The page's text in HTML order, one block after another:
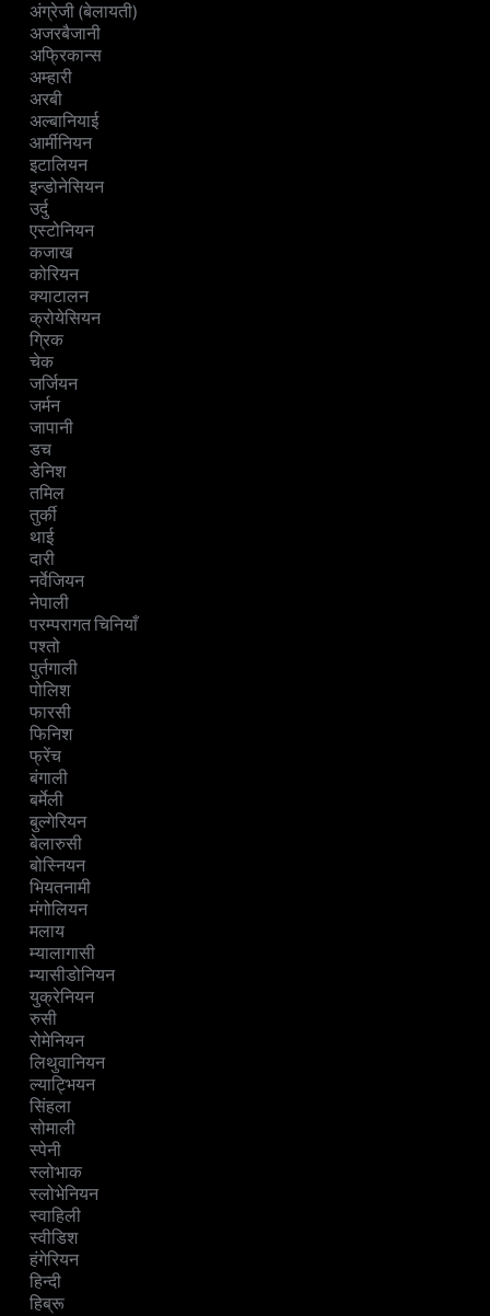
अंग्रेजी (बेलायती)
अजरबैजानी
अफ्रिकान्स
अम्हारी
अरबी
अल्बानियाई
आर्मीनियन
इटालियन
इन्डोनेसियन
उर्दु
एस्टोनियन
कजाख
कोरियन
क्याटालन
क्रोयेसियन
ग्रिक
चेक
जर्जियन
जर्मन
जापानी
डच
डेनिश
तमिल
तुर्की
थाई
दारी
नर्वेजियन
नेपाली
परम्परागत चिनियाँ
पश्तो
पुर्तगाली
पोलिश
फारसी
फिनिश
फ्रेंच
बंगाली
बर्मेली
बुल्गेरियन
बेलारुसी
बोस्नियन
भियतनामी
मंगोलियन
मलाय
म्यालागासी
म्यासीडोनियन
युक्रेनियन
रुसी
रोमेनियन
लिथुवानियन
ल्याट्भियन
सिंहला
सोमाली
स्पेनी
स्लोभाक
स्लोभेनियन
स्वाहिली
स्वीडिश
हंगेरियन
हिन्दी
हिब्रू